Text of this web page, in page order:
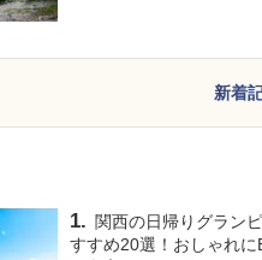
新着
関西の日帰りグラン
すすめ20選！おしゃれに